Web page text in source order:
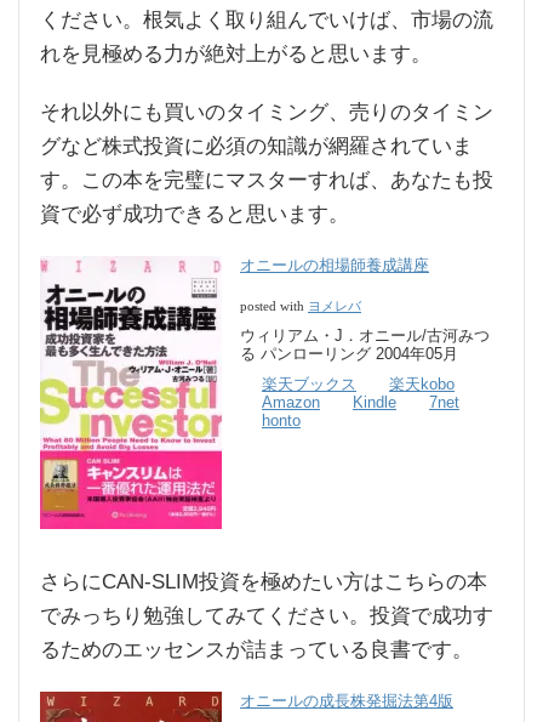
ください。根気よく取り組んでいけば、市場の流
れを見極める力が絶対上がると思います。
それ以外にも買いのタイミング、売りのタイミン
グなど株式投資に必須の知識が網羅されていま
す。この本を完璧にマスターすれば、あなたも投
資で必ず成功できると思います。
オニールの相場師養成講座
posted with ヨメレバ
ウィリアム・J．オニール/古河みつ
る パンローリング 2004年05月
楽天ブックス
楽天kobo
Amazon
Kindle
7net
honto
さらにCAN-SLIM投資を極めたい方はこちらの本
でみっちり勉強してみてください。投資で成功す
るためのエッセンスが詰まっている良書です。
オニールの成長株発掘法第4版